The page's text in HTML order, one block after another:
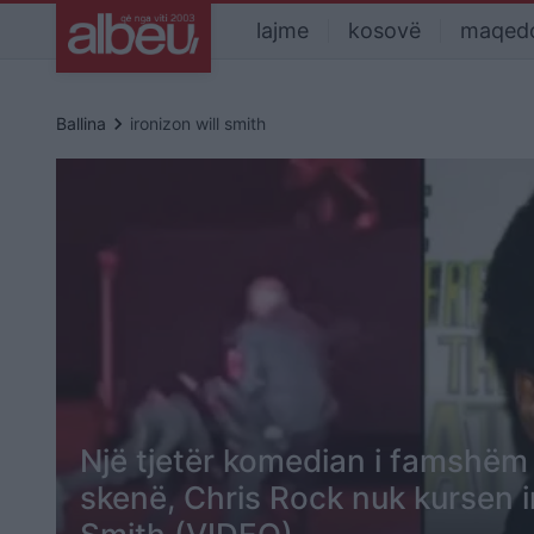
lajme kosovë
Ballina keyboard_arrow_right ironizon will smith
Një tjetër komedian i
skenë, Chris Rock nuk kursen